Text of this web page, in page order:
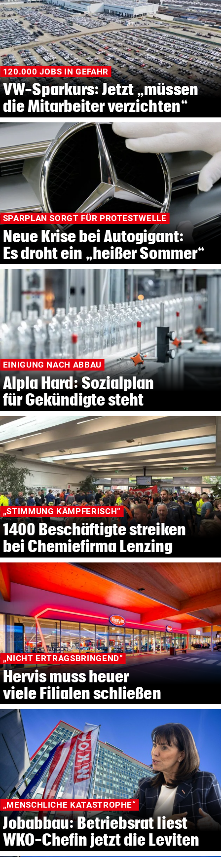
120.000 JOBS IN GEFAHR
VW-Sparkurs: Jetzt „müssen
die Mitarbeiter verzichten“
SPARPLAN SORGT FÜR PROTESTWELLE
Neue Krise bei Autogigant:
Es droht ein „heißer Sommer“
EINIGUNG NACH ABBAU
Alpla Hard: Sozialplan
für Gekündigte steht
„STIMMUNG KÄMPFERISCH“
1400 Beschäftigte streiken
bei Chemiefirma Lenzing
„NICHT ERTRAGSBRINGEND“
Hervis muss heuer
viele Filialen schließen
„MENSCHLICHE KATASTROPHE“
Jobabbau: Betriebsrat liest
WKO-Chefin jetzt die Leviten